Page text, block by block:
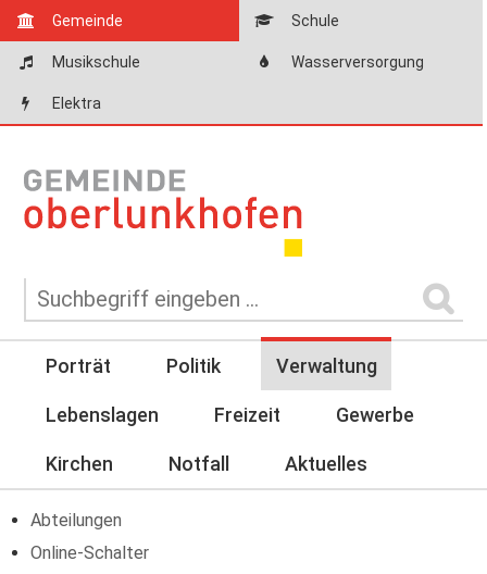
Gemeinde Schule
Musikschule Wasserversorgung
Elektra
Porträt Politik Verwaltung
Lebenslagen Freizeit Gewerbe
Kirchen Notfall Aktuelles
Abteilungen
Online-Schalter